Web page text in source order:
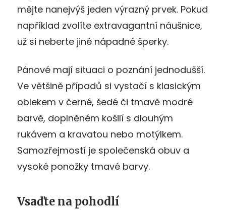
mějte nanejvýš jeden výrazný prvek. Pokud
například zvolíte extravagantní náušnice,
už si neberte jiné nápadné šperky.
Pánové mají situaci o poznání jednodušší.
Ve většině případů si vystačí s klasickým
oblekem v černé, šedé či tmavě modré
barvě, doplněném košilí s dlouhým
rukávem a kravatou nebo motýlkem.
Samozřejmostí je společenská obuv a
vysoké ponožky tmavé barvy.
Vsaďte na pohodlí